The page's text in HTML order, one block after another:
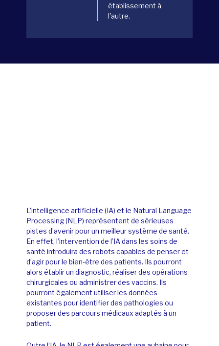
établissement à
l'autre.
L’intelligence artificielle (IA) et le Natural Language
Processing(NLP) représentent de sérieuses
pistes d’avenir pour un meilleur système de santé.
En effet, l’intervention de l’IA dans les soins de
santé introduira des robots capables de penser et
d’agir pour le bien-être des patients. Ils pourront
alors établir un diagnostic, réaliser des opérations
chirurgicales ou administrer des vaccins. Ils
pourront également utiliser les données
existantes pour identifier des pathologies ou
proposer des parcours médicaux adaptés à un
patient.